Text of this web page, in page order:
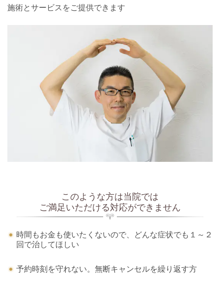
施術とサービスをご提供できます
このような方は当院では
ご満足いただける対応ができません
時間もお金も使いたくないので、どんな症状でも１～２
回で治してほしい
予約時刻を守れない。無断キャンセルを繰り返す方